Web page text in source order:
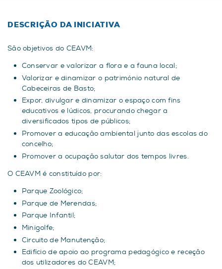
DESCRIÇÃO DA INICIATIVA
São objetivos do CEAVM:
Conservar e valorizar a flora e a fauna local;
Valorizar e dinamizar o património natural de
Cabeceiras de Basto;
Expor, divulgar e dinamizar o espaço com fins
educativos e lúdicos, procurando chegar a
diversificados tipos de públicos;
Promover a educação ambiental junto das escolas do
concelho;
Promover a ocupação salutar dos tempos livres.
O CEAVM é constituído por:
Parque Zoológico;
Parque de Merendas;
Parque Infantil;
Minigolfe;
Circuito de Manutenção;
Edifício de apoio ao programa pedagógico e receção
dos utilizadores do CEAVM;